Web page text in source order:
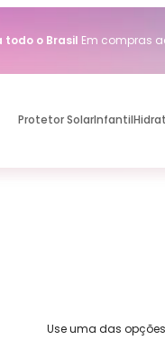
todo o Brasil Em compras
Protetor SolarInfantil
Use uma das